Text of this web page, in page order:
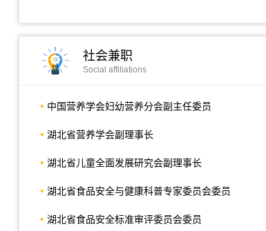
社会兼职
Social affiliations
中国营养学会妇幼营养分会副主任委员
湖北省营养学会副理事长
湖北省儿童全面发展研究会副理事长
湖北省食品安全与健康科普专家委员会委员
湖北省食品安全标准审评委员会委员